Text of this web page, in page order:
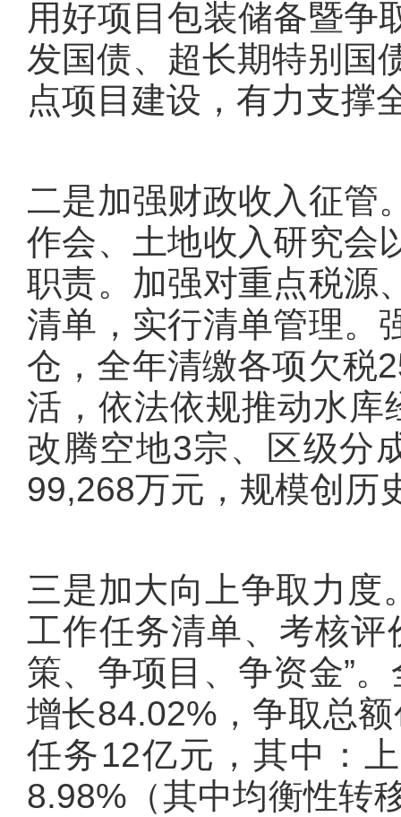
用好项目包装储备暨争
发国债、超长期特别国
点项目建设，有力支撑
二是加强财政收入征管
作会、土地收入研究会
职责。加强对重点税源
清单，实行清单管理。
仓，全年清缴各项欠税
活，依法依规推动水库
改腾空地3宗、区级分
99,268万元，规模创历
三是加大向上争取力度
工作任务清单、考核评
策、争项目、争资金”
增长84.02%，争取总
任务12亿元，其中：
8.98%（其中均衡性转